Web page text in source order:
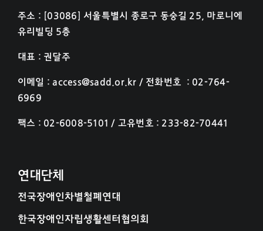
주소 : [03086] 서울특별시 종로구 동숭길 25, 마로니에
유리빌딩 5층
대표 : 권달주
이메일 : access@sadd.or.kr / 전화번호 : 02-764-
6969
팩스 : 02-6008-5101 / 고유번호 : 233-82-70441
연대단체
전국장애인차별철폐연대
한국장애인자립생활센터협의회